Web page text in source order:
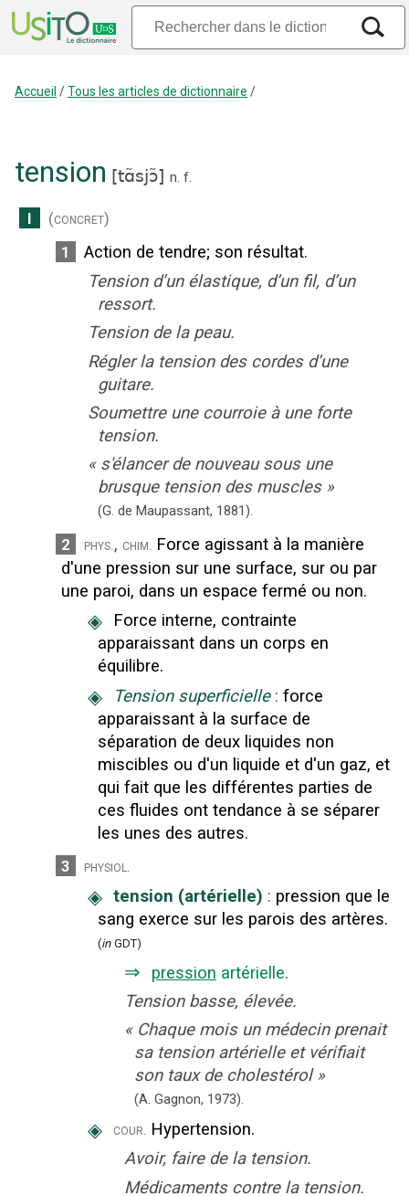
Accueil /Tous les articles de dictionnaire /
tension [tɑ̃sjɔ̃] n. f.
I
(concret)
1
Action de tendre; son résultat.
Tension d’un élastique, d’un fil, d’un
ressort.
Tension de la peau.
Régler la tension des cordes d’une
guitare.
Soumettre une courroie à une forte
tension.
« s'élancer de nouveau sous une
brusque tension des muscles »
(G. de Maupassant, 1881).
2 phys. , chim. Force agissant à la manière
d'une pression sur une surface, sur ou par
une paroi, dans un espace fermé ou non.
◈
Force interne, contrainte
apparaissant dans un corps en
équilibre.
◈ Tension superficielle : force
apparaissant à la surface de
séparation de deux liquides non
miscibles ou d'un liquide et d'un gaz, et
qui fait que les différentes parties de
ces fluides ont tendance à se séparer
les unes des autres.
3 physiol.
◈ tension (artérielle) : pression que le
sang exerce sur les parois des artères.
(in GDT)
⇒ pression artérielle.
Tension basse, élevée.
« Chaque mois un médecin prenait
sa tension artérielle et vérifiait
son taux de cholestérol »
(A. Gagnon, 1973).
◈ cour. Hypertension.
Avoir, faire de la tension.
Médicaments contre la tension.